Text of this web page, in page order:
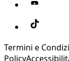
Termini e
Policy